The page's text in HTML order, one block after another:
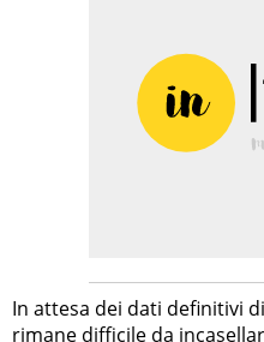
In attesa dei dati definitivi
rimane difficile da